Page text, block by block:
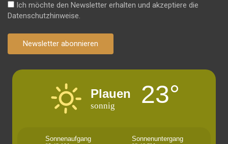
Ich möchte den Newsletter erhalten und akzeptiere die
Datenschutzhinweise.
Newsletter abonnieren
Plauen
sonnig 23°
Sonnenaufgang Sonnenuntergang